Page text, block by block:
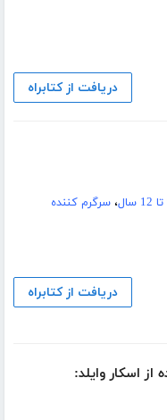
دریافت از کتابراه
،سرگرم کننده
دریافت از کتابراه
اسکار وایلد: